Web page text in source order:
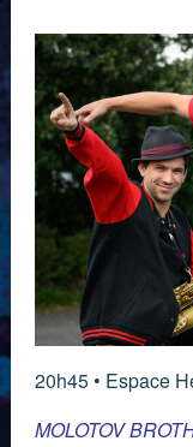
20h45 • Espace
MOLOTOV